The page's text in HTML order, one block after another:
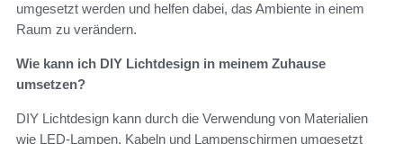
umgesetzt werden und helfen dabei, das Ambiente in einem
Raum zu verändern.
Wie kann ich DIY Lichtdesign in meinem Zuhause
umsetzen?
DIY Lichtdesign kann durch die Verwendung von Materialien
wie LED-Lampen, Kabeln und Lampenschirmen umgesetzt